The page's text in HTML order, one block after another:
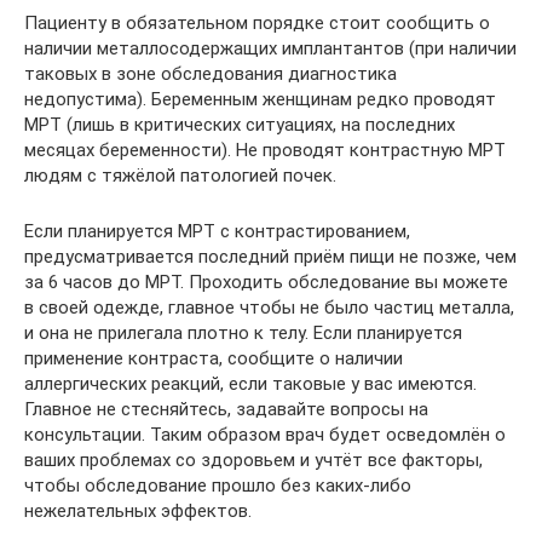
Пациенту в обязательном порядке стоит сообщить о
наличии металлосодержащих имплантантов (при наличии
таковых в зоне обследования диагностика
недопустима). Беременным женщинам редко проводят
МРТ (лишь в критических ситуациях, на последних
месяцах беременности). Не проводят контрастную МРТ
людям с тяжёлой патологией почек.
Если планируется МРТ с контрастированием,
предусматривается последний приём пищи не позже, чем
за 6 часов до МРТ. Проходить обследование вы можете
в своей одежде, главное чтобы не было частиц металла,
и она не прилегала плотно к телу. Если планируется
применение контраста, сообщите о наличии
аллергических реакций, если таковые у вас имеются.
Главное не стесняйтесь, задавайте вопросы на
консультации. Таким образом врач будет осведомлён о
ваших проблемах со здоровьем и учтёт все факторы,
чтобы обследование прошло без каких-либо
нежелательных эффектов.